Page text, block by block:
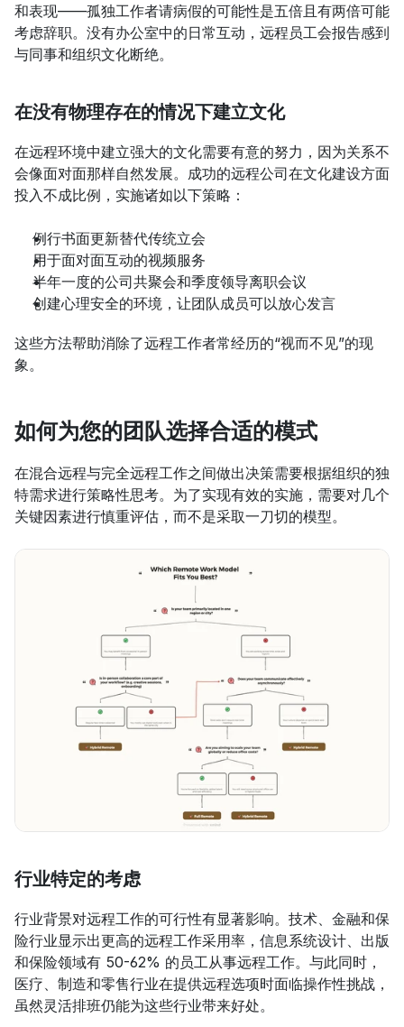
和表现——孤独工作者请病假的可能性是五倍且有两倍可能
考虑辞职。没有办公室中的日常互动，远程员工会报告感到
与同事和组织文化断绝。
在没有物理存在的情况下建立文化
在远程环境中建立强大的文化需要有意的努力，因为关系不
会像面对面那样自然发展。成功的远程公司在文化建设方面
投入不成比例，实施诸如以下策略：
例行书面更新替代传统立会
用于面对面互动的视频服务
半年一度的公司共聚会和季度领导离职会议
创建心理安全的环境，让团队成员可以放心发言
这些方法帮助消除了远程工作者常经历的“视而不见”的现
象。
如何为您的团队选择合适的模式
在混合远程与完全远程工作之间做出决策需要根据组织的独
特需求进行策略性思考。为了实现有效的实施，需要对几个
关键因素进行慎重评估，而不是采取一刀切的模型。
行业特定的考虑
行业背景对远程工作的可行性有显著影响。技术、金融和保
险行业显示出更高的远程工作采用率，信息系统设计、出版
和保险领域有 50-62% 的员工从事远程工作。与此同时，
医疗、制造和零售行业在提供远程选项时面临操作性挑战，
虽然灵活排班仍能为这些行业带来好处。